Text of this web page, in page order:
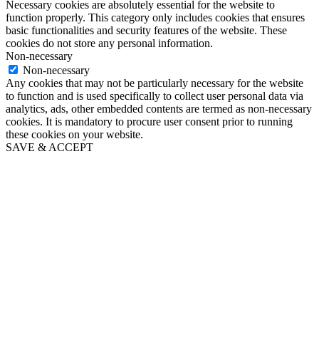
Necessary cookies are absolutely essential for the website to
function properly. This category only includes cookies that ensures
basic functionalities and security features of the website. These
cookies do not store any personal information.
Non-necessary
Non-necessary
Any cookies that may not be particularly necessary for the website
to function and is used specifically to collect user personal data via
analytics, ads, other embedded contents are termed as non-necessary
cookies. It is mandatory to procure user consent prior to running
these cookies on your website.
SAVE & ACCEPT